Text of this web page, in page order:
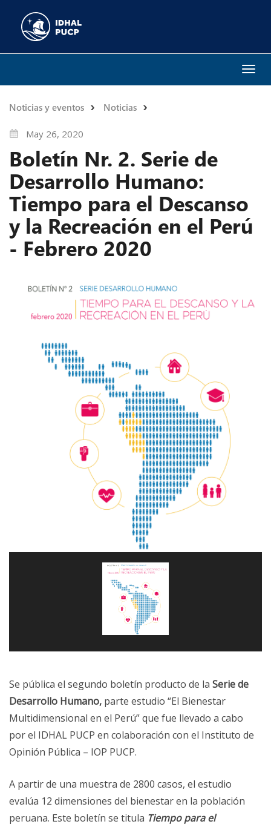
Noticias y eventos Noticias
May 26, 2020
Boletín Nr. 2. Serie de
Desarrollo Humano:
Tiempo para el Descanso
y la Recreación en el Perú
- Febrero 2020
Se pública el segundo boletín producto de la Serie de
Desarrollo Humano, parte estudio “El Bienestar
Multidimensional en el Perú” que fue llevado a cabo
por el IDHAL PUCP en colaboración con el Instituto de
Opinión Pública – IOP PUCP.
A partir de una muestra de 2800 casos, el estudio
evalúa 12 dimensiones del bienestar en la población
peruana. Este boletín se titula Tiempo para el